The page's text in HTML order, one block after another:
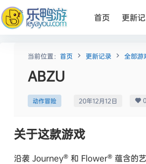
首页 更新
当前位置： 首页 更新记录 全部游
ABZU
动作冒险 20年12月12日 0
关于这款游戏
沿袭 Journey® 和 Flower® 蕴含的